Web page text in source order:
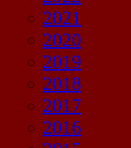
2021
2020
2019
2018
2017
2016